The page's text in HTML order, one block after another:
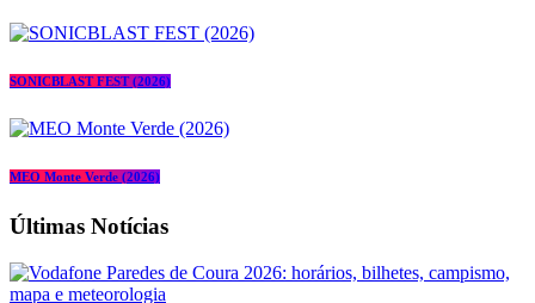
SONICBLAST FEST (2026)
MEO Monte Verde (2026)
Últimas Notícias